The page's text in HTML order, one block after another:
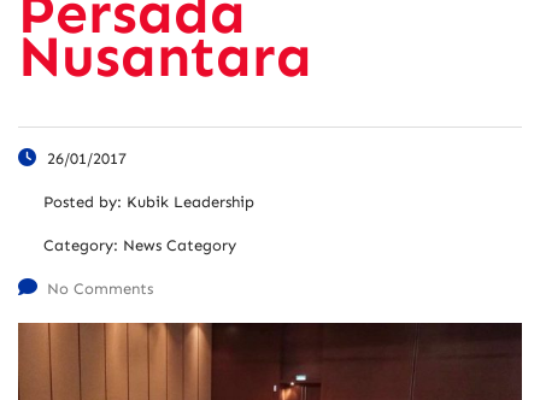
Nusantara
26/01/2017
Posted by: Kubik Leadership
Category: News Category
No Comments